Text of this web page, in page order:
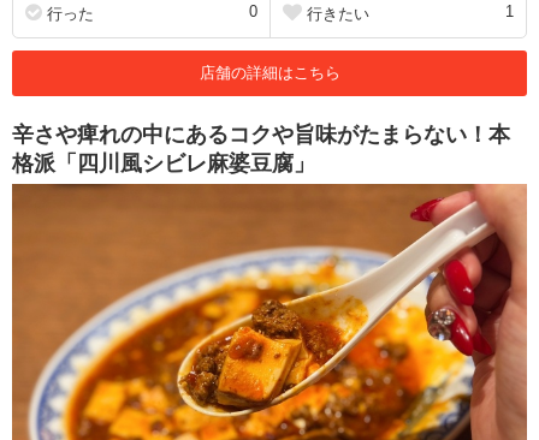
行った 0 行きたい 1
店舗の詳細はこちら
辛さや痺れの中にあるコクや旨味がたまらない！本
格派「四川風シビレ麻婆豆腐」